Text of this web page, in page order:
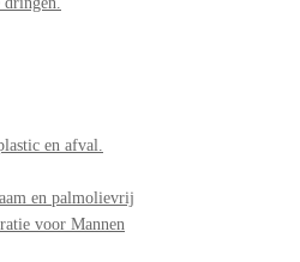
en afval.
en palmolievrij
voor Mannen